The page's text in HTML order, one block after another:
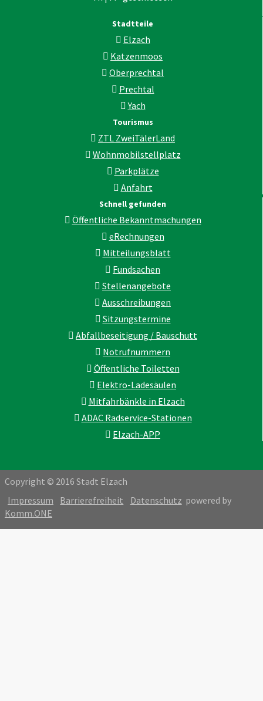
Stadtteile
Elzach
Katzenmoos
Oberprechtal
Prechtal
Yach
Tourismus
ZTL ZweiTälerLand
Wohnmobilstellplatz
Parkplätze
Anfahrt
Schnell gefunden
Öffentliche Bekanntmachungen
eRechnungen
Mitteilungsblatt
Fundsachen
Stellenangebote
Ausschreibungen
Sitzungstermine
Abfallbeseitigung / Bauschutt
Notrufnummern
Öffentliche Toiletten
Elektro-Ladesäulen
Mitfahrbänkle in Elzach
ADAC Radservice-Stationen
Elzach-APP
Copyright © 2016 Stadt Elzach
Impressum
Barrierefreiheit Datenschutz powered by
Komm.ONE